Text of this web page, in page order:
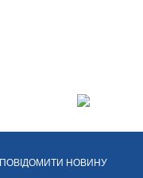
ПОВІДОМИТИ НОВИНУ